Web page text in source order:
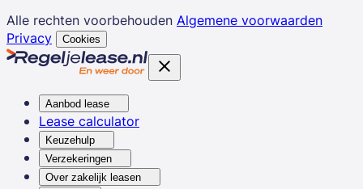
Alle rechten voorbehouden Algemene voorwaarden
Privacy
Cookies
Aanbod lease
Lease calculator
Keuzehulp
Verzekeringen
Over zakelijk leasen